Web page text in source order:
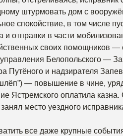
штурмовать дом с
спокойствие, в том числе
и отправки в части
своих помощников —
управления Белопольского —
Путёного и надзирателя
— повышение в чине,
Ястремского оплатила
место уездного
все даже крупные